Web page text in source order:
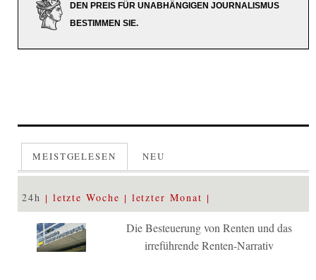
DEN PREIS FÜR UNABHÄNGIGEN JOURNALISMUS
BESTIMMEN SIE.
MEISTGELESEN NEU
24h letzte Woche letzter Monat
Die Besteuerung von Renten und das
irreführende Renten-Narrativ